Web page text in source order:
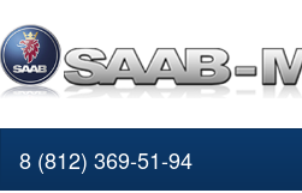
8 (812) 369-51-94